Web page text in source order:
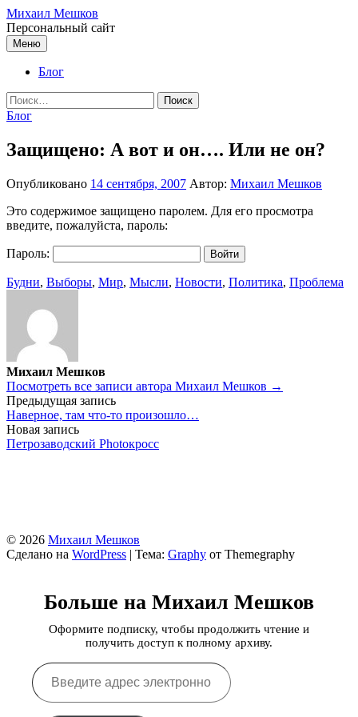
Перейти
к
содержимому
Михаил Мешков
Персональный сайт
Меню
Блог
Найти:
Блог
Защищено: А вот и он…. Или не он?
Опубликовано 14 сентября, 2007 Автор: Михаил Мешков
Это содержимое защищено паролем. Для его просмотра
введите, пожалуйста, пароль:
Пароль:
Будни, Выборы, Мир, Мысли, Новости, Политика, Проблема
Михаил Мешков
Посмотреть все записи автора Михаил Мешков →
Навигация
по
записям
Предыдущая запись
Наверное, там что-то произошло…
Новая запись
Петрозаводский Photокросс
© 2026 Михаил Мешков
Сделано на WordPress | Тема: Graphy от Themegraphy
Больше на Михаил Мешков
Оформите подписку, чтобы продолжить чтение и
получить доступ к полному архиву.
Введите
адрес
электронной